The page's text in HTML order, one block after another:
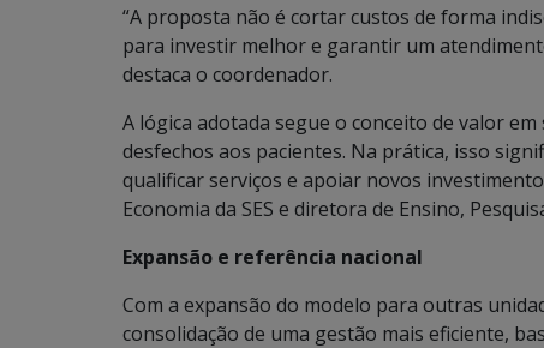
“A proposta não é cortar custos de forma
para investir melhor e garantir um
destaca o coordenador.
A lógica adotada segue o conceito de valor
desfechos aos pacientes. Na prática, isso
qualificar serviços e apoiar novos
Economia da SES e diretora de Ensino,
Expansão e referência nacional
Com a expansão do modelo para outras
consolidação de uma gestão mais eficiente,